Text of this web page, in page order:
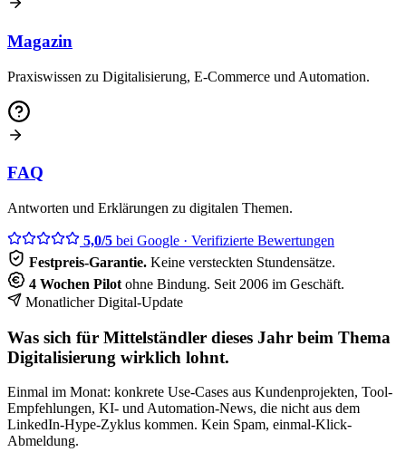
Magazin
Praxiswissen zu Digitalisierung, E-Commerce und Automation.
FAQ
Antworten und Erklärungen zu digitalen Themen.
5,0/5 bei Google · Verifizierte Bewertungen
Festpreis-Garantie. Keine versteckten Stundensätze.
4 Wochen Pilot ohne Bindung. Seit 2006 im Geschäft.
Monatlicher Digital-Update
Was sich für Mittelständler dieses Jahr beim Thema
Digitalisierung wirklich lohnt.
Einmal im Monat: konkrete Use-Cases aus Kundenprojekten, Tool-
Empfehlungen, KI- und Automation-News, die nicht aus dem
LinkedIn-Hype-Zyklus kommen. Kein Spam, einmal-Klick-
Abmeldung.